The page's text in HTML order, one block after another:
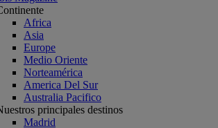
Africa
Asia
Europe
Medio Oriente
Norteamérica
America Del Sur
Australia Pacifico
principales destinos
Madrid